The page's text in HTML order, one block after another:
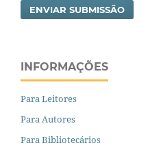
ENVIAR SUBMISSÃO
INFORMAÇÕES
Para Leitores
Para Autores
Para Bibliotecários